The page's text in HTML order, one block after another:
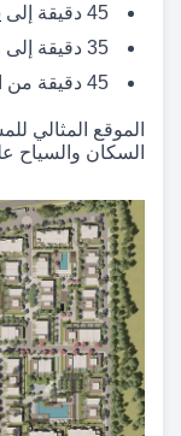
45 دقيقة إلى
35 دقيقة إلى وسط مدينة الغردقة.
45 دقيقة من الجونة.
الموقع المثالي
السكان والسياح